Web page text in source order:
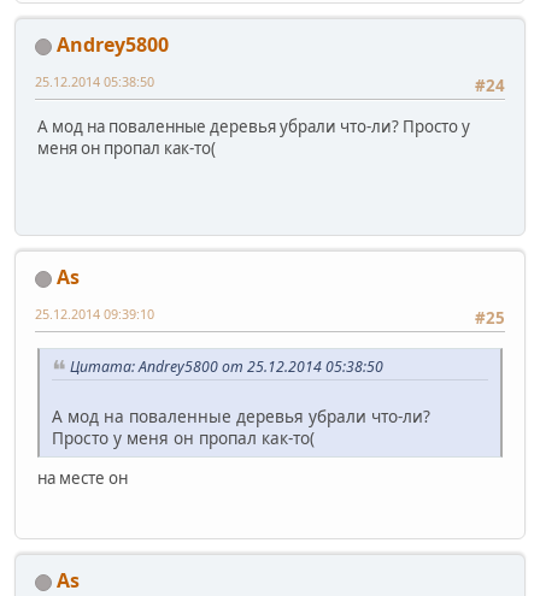
Andrey5800
#24
25.12.2014 05:38:50
А мод на поваленные деревья убрали что-ли? Просто у
меня он пропал как-то(
As
#25
25.12.2014 09:39:10
Цитата: Andrey5800 от 25.12.2014 05:38:50
А мод на поваленные деревья убрали что-ли?
Просто у меня он пропал как-то(
на месте он
As